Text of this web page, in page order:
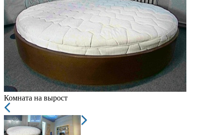
Комната на вырост